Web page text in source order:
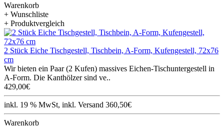
Warenkorb
+ Wunschliste
+ Produktvergleich
2 Stück Eiche Tischgestell, Tischbein, A-Form, Kufengestell, 72x76
cm
Wir bieten ein Paar (2 Kufen) massives Eichen-Tischuntergestell in
A-Form. Die Kanthölzer sind ve..
429,00€
inkl. 19 % MwSt, inkl. Versand 360,50€
Warenkorb